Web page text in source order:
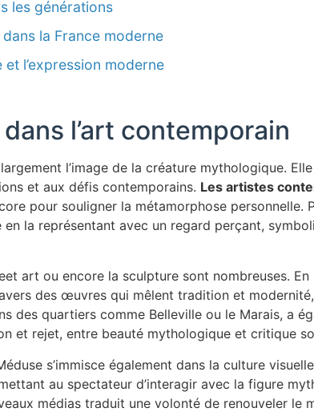
les générations
la France moderne
l’expression moderne
l’art contemporain
l’image de la créature mythologique.
et aux défis contemporains. Les artistes
pour souligner la métamorphose personnelle.
la représentant avec un regard perçant,
art ou encore la sculpture sont nombreuses.
des œuvres qui mêlent tradition et
des quartiers comme Belleville ou le Marais, a
et rejet, entre beauté mythologique et critique
s’immisce également dans la culture
au spectateur d’interagir avec la figure
médias traduit une volonté de renouveler le